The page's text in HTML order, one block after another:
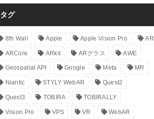
タグ
8th Wall Apple Apple Vision Pro AR
ARCore ARkit ARグラス AWE
Geospatial API Google Meta MR
Niantic STYLY WebAR Quest2
Quest3 TOBIRA TOBIRALLY
Vision Pro VPS VR WebAR